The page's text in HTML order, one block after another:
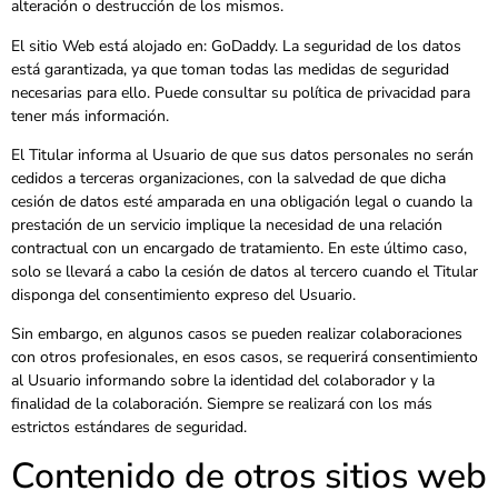
alteración o destrucción de los mismos.
El sitio Web está alojado en: GoDaddy. La seguridad de los datos
está garantizada, ya que toman todas las medidas de seguridad
necesarias para ello. Puede consultar su política de privacidad para
tener más información.
El Titular informa al Usuario de que sus datos personales no serán
cedidos a terceras organizaciones, con la salvedad de que dicha
cesión de datos esté amparada en una obligación legal o cuando la
prestación de un servicio implique la necesidad de una relación
contractual con un encargado de tratamiento. En este último caso,
solo se llevará a cabo la cesión de datos al tercero cuando el Titular
disponga del consentimiento expreso del Usuario.
Sin embargo, en algunos casos se pueden realizar colaboraciones
con otros profesionales, en esos casos, se requerirá consentimiento
al Usuario informando sobre la identidad del colaborador y la
finalidad de la colaboración. Siempre se realizará con los más
estrictos estándares de seguridad.
Contenido de otros sitios web